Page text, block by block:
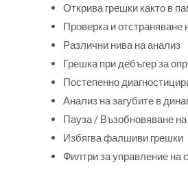
Открива грешки както в
Проверка и
Различни нива на анализ
Грешка при дебъгер за
Постепенно
Анализ на загубите в
Пауза / Възобновяване
Избягва фалшиви грешки
Филтри за управление на